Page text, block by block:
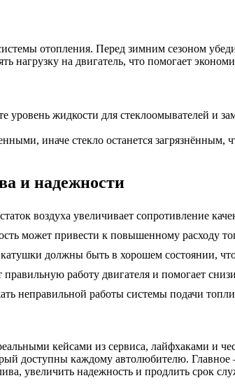
отопления. Перед зимним сезоном
нагрузку на двигатель, что помогает
уровень жидкости для стеклоомывателей
иначе стекло останется загрязнённым,
и надежности
воздуха увеличивает сопротивление
может привести к повышенному расходу
должны быть в хорошем состоянии,
работу двигателя и помогает
неправильной работы системы подачи
кейсами из сервиса, лайфхаками и
доступны каждому автолюбителю.
увеличить надежность и продлить срок